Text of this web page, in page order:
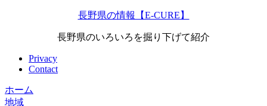
長野県の情報【E-CURE】
長野県のいろいろを掘り下げて紹介
Privacy
Contact
ホーム
地域